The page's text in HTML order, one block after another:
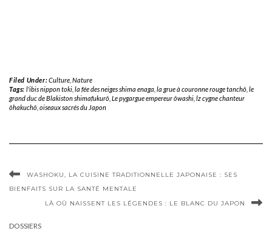
Filed Under:Culture, Nature
Tags: l'ibis nippon toki, la fée des neiges shima enaga la grue à couronne rouge tanchô, le
grand duc de Blakiston shimafukurô Le pygargue empereur ôwashi lz cygne chanteur
ôhakuchô oiseaux sacrés du Japon
WASHOKU, LA CUISINE TRADITIONNELLE JAPONAISE : SES
BIENFAITS SUR LA SANTÉ MENTALE
LÀ OÙ NAISSENT LES LÉGENDES : LE BLANC DU JAPON
DOSSIERS